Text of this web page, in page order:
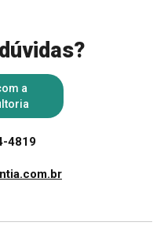
a
4819